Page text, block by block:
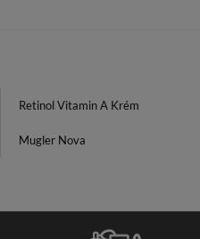
Retinol Vitamin A Krém
Mugler Nova